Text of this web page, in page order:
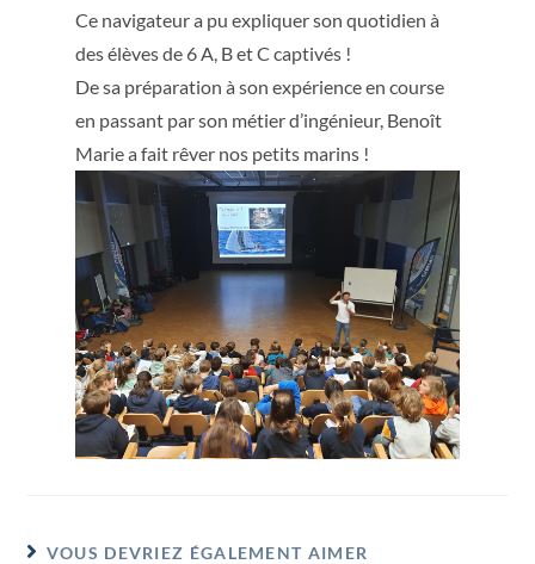
Ce navigateur a pu expliquer son quotidien à
des élèves de 6 A, B et C captivés !
De sa préparation à son expérience en course
en passant par son métier d’ingénieur, Benoît
Marie a fait rêver nos petits marins !
VOUS DEVRIEZ ÉGALEMENT AIMER